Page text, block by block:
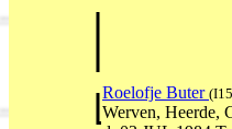
Roelofje Buter
Werven, Heerde,